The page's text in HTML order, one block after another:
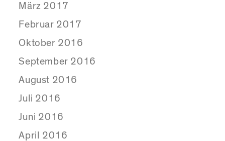
März 2017
Februar 2017
Oktober 2016
September 2016
August 2016
Juli 2016
Juni 2016
April 2016